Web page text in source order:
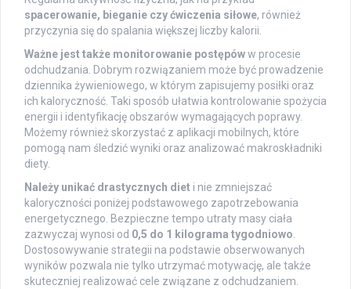
spacerowanie, bieganie czy ćwiczenia siłowe, również
przyczynia się do spalania większej liczby kalorii.
Ważne jest także monitorowanie postępóww procesie
odchudzania. Dobrym rozwiązaniem może być prowadzenie
dziennika żywieniowego, w którym zapisujemy posiłki oraz
ich kaloryczność. Taki sposób ułatwia kontrolowanie spożycia
energii i identyfikację obszarów wymagających poprawy.
Możemy również skorzystać z aplikacji mobilnych, które
pomogą nam śledzić wyniki oraz analizować makroskładniki
diety.
Należy unikać drastycznych diet i nie zmniejszać
kaloryczności poniżej podstawowego zapotrzebowania
energetycznego. Bezpieczne tempo utraty masy ciała
zazwyczaj wynosi od 0,5 do 1 kilograma tygodniowo
Dostosowywanie strategii na podstawie obserwowanych
wyników pozwala nie tylko utrzymać motywację, ale także
skuteczniej realizować cele związane z odchudzaniem.